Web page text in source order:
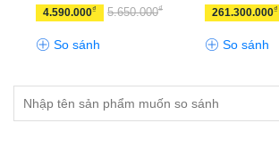
4.590.000₫ 5.650.000₫
So sánh
261.300.000₫
So sánh